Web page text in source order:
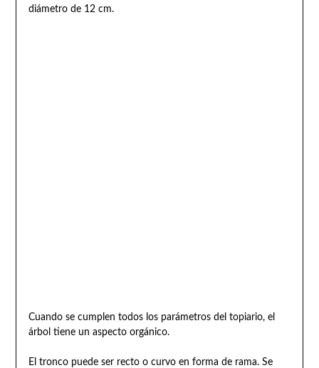
diámetro de 12 cm.
Cuando se cumplen todos los parámetros del topiario, el
árbol tiene un aspecto orgánico.
El tronco puede ser recto o curvo en forma de rama. Se